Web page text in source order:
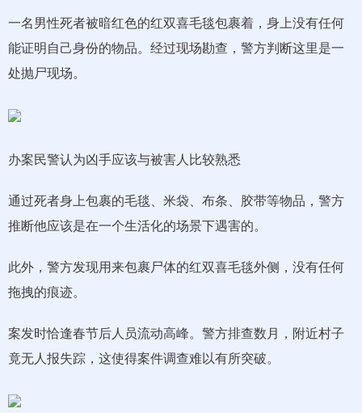
一名男性死者被暗红色的红双喜毛毯包裹着，身上没有任何
能证明自己身份的物品。经过现场勘查，警方判断这里是一
处抛尸现场。
办案民警认为凶手应该与被害人比较熟悉
通过死者身上包裹的毛毯、米袋、布条、胶带等物品，警方
推断他应该是在一个生活化的场景下遇害的。
此外，警方发现用来包裹尸体的红双喜毛毯外侧，没有任何
拖拽的痕迹。
案发时恰逢春节后人员流动高峰。警方排查数月，附近村子
竟无人报失踪，这使得案件调查难以有所突破。